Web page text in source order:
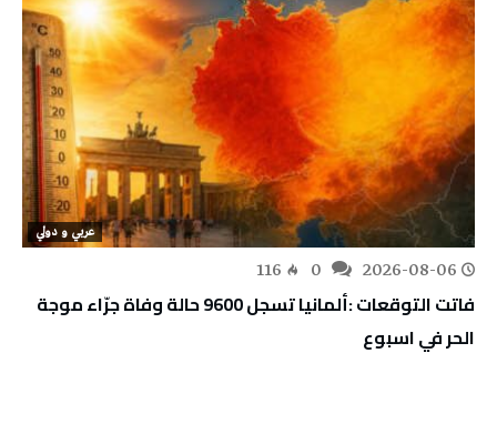
عربي و دولي
2026-08-06
116
فاتت التوقعات :ألمانيا تسجل 9600 حالة وفاة جرّاء موجة
الحر في اسبوع